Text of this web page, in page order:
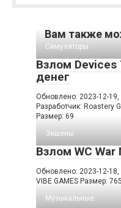
Вам также
Симуляторы
Взлом
денег
Обновлено: 2023-12-
Разработчик: Roastery
Размер: 69
Экшены
Взлом WC
Обновлено: 2023-12-18,
VIBE GAMES Размер:
Музыкальные